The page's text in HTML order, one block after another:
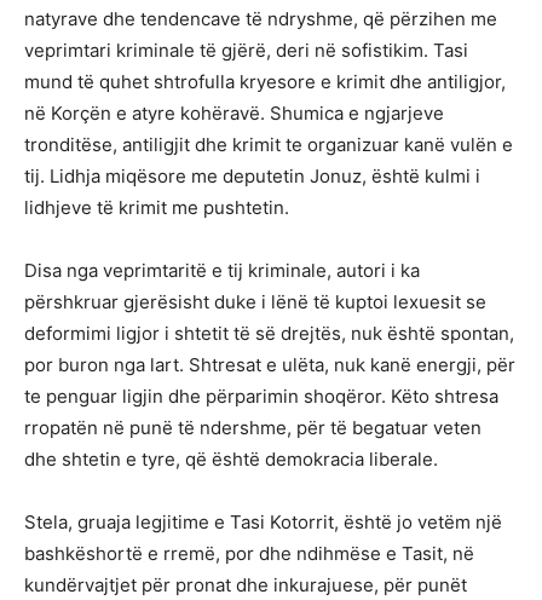
natyrave dhe tendencave të ndryshme, që përzihen me
veprimtari kriminale të gjërë, deri në sofistikim. Tasi
mund të quhet shtrofulla kryesore e krimit dhe antiligjor,
në Korçën e atyre kohëravë. Shumica e ngjarjeve
tronditëse, antiligjit dhe krimit te organizuar kanë vulën e
tij. Lidhja miqësore me deputetin Jonuz, është kulmi i
lidhjeve të krimit me pushtetin.
Disa nga veprimtaritë e tij kriminale, autori i ka
përshkruar gjerësisht duke i lënë të kuptoi lexuesit se
deformimi ligjor i shtetit të së drejtës, nuk është spontan,
por buron nga lart. Shtresat e ulëta, nuk kanë energji, për
te penguar ligjin dhe përparimin shoqëror. Këto shtresa
rropatën në punë të ndershme, për të begatuar veten
dhe shtetin e tyre, që është demokracia liberale.
Stela, gruaja legjitime e Tasi Kotorrit, është jo vetëm një
bashkëshortë e rremë, por dhe ndihmëse e Tasit, në
kundërvajtjet për pronat dhe inkurajuese, për punët